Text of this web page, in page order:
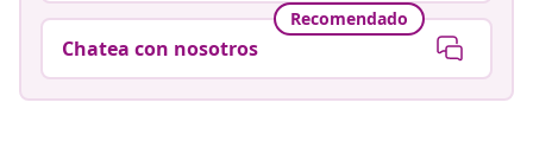
Recomendado
Chatea con nosotros